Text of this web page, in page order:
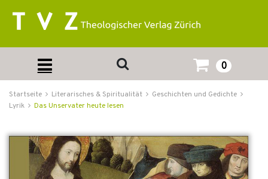
0
Startseite Literarisches & Spiritualität
Geschichten und Gedichte
Lyrik
Das Unservater heute lesen